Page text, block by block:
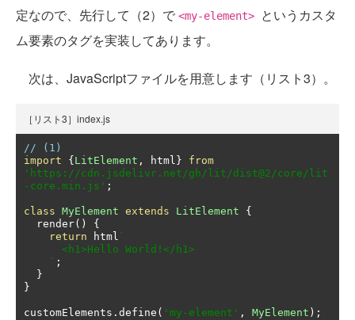
定なので、先行して（2）で <my-element>
というカスタ
ム要素のタグを実装してあります。
次は、JavaScriptファイルを用意します（リスト3）。
［リスト3］index.js
// (1)
import
{ LitElement , html }
from
'https://cdn.jsdelivr.net/gh/lit/dist@2/core/lit
-core.min.js' ;
class MyElement extends LitElement
{
  render
()
{
return html `
    `
;
}
}
customElements . define ( 'my-element' , MyElement );